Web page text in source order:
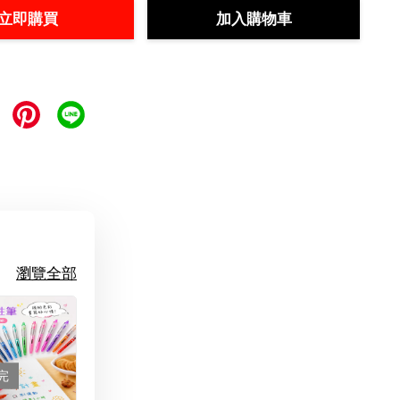
即購買 加入購物車
瀏覽全部